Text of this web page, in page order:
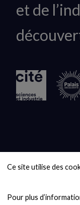
Ce site utilise des
logo
et de